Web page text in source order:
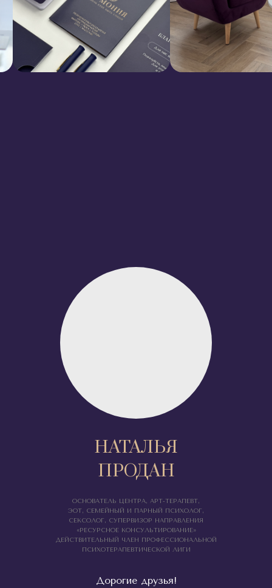
НАТАЛЬЯ
ПРОДАН
Дорогие друзья!
ОСНОВАТЕЛЬ ЦЕНТРА, АРТ-ТЕРАПЕВТ,
ЭОТ, СЕМЕЙНЫЙ И ПАРНЫЙ ПСИХОЛОГ,
СЕКСОЛОГ, СУПЕРВИЗОР НАПРАВЛЕНИЯ
«РЕСУРСНОЕ КОНСУЛЬТИРОВАНИЕ»
ДЕЙСТВИТЕЛЬНЫЙ ЧЛЕН ПРОФЕССИОНАЛЬНОЙ
ПСИХОТЕРАПЕВТИЧЕСКОЙ ЛИГИ